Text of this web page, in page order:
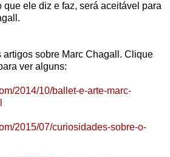
que ele diz e faz, será aceitável para
artigos sobre Marc Chagall. Clique
ver alguns:
2014/10/ballet-e-arte-marc-
2015/07/curiosidades-sobre-o-